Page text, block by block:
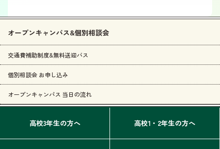
オープンキャンパス&個別相談会
交通費補助制度&無料送迎バス
個別相談会 お申し込み
オープンキャンパス 当日の流れ
高校3年生の方へ 高校1・2年生の方へ